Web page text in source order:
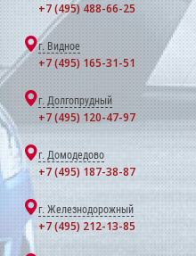
+7 (495) 488-66-25
г. Видное
+7 (495) 165-31-51
г. Долгопрудный
+7 (495) 120-47-97
г. Домодедово
+7 (495) 187-38-87
г. Железнодорожный
+7 (495) 212-13-85